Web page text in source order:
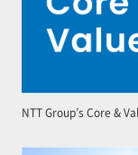
NTT Group’s Core &